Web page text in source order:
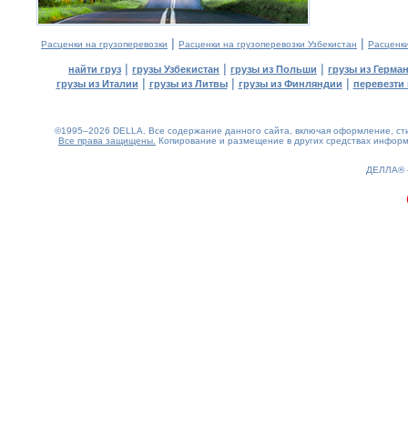
Расценки на грузоперевозки | Расценки на грузоперевозки Узбекистан |
найти груз | грузы Узбекистан | грузы из Польши | грузы из
грузы из Италии | грузы из Литвы| грузы из Финляндии | перевезти
©1995–2026 DELLA. Все содержание данного сайта, включая оформление,
Все права защищены. Копирование и размещение в других средствах